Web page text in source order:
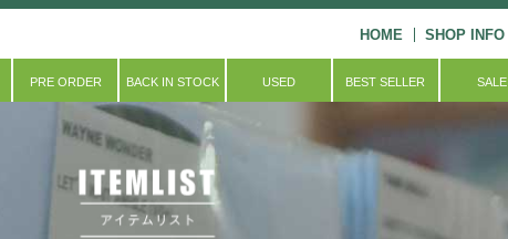
HOME SHOP INFO
PRE ORDER BACK IN STOCK USED BEST SELLER SALE